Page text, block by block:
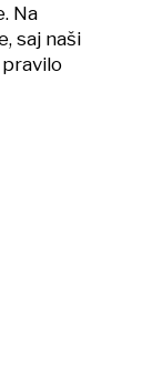
Na
saj naši